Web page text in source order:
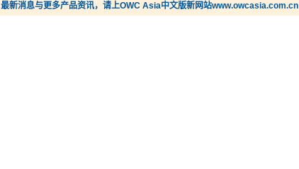
最新消息与更多产品资讯，请上OWC Asia中文版新网站www.owcasia.com.cn